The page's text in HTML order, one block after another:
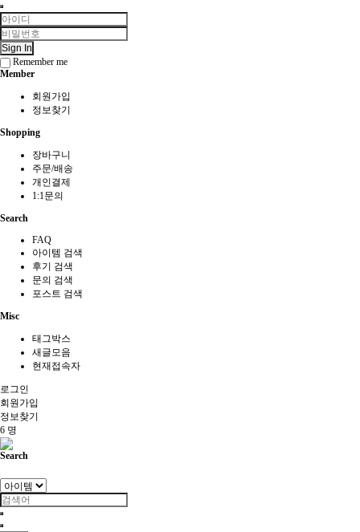
Sign In
Remember me
Member
회원가입
정보찾기
Shopping
장바구니
주문/배송
개인결제
1:1문의
Search
FAQ
아이템 검색
후기 검색
문의 검색
포스트 검색
Misc
태그박스
새글모음
현재접속자
로그인
회원가입
정보찾기
6 명
Search